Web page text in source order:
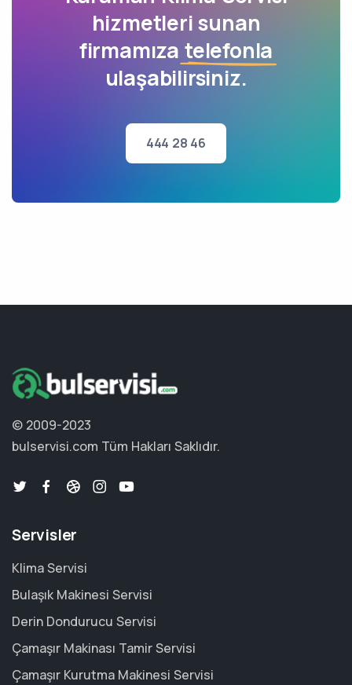
hizmetleri sunan
firmamıza telefonla
ulaşabilirsiniz.
444 28 46
© 2009-2023
bulservisi.com Tüm Hakları Saklıdır.
Servisler
Klima Servisi
Bulaşık Makinesi Servisi
Derin Dondurucu Servisi
Çamaşır Makinası Tamir Servisi
Çamaşır Kurutma Makinesi Servisi